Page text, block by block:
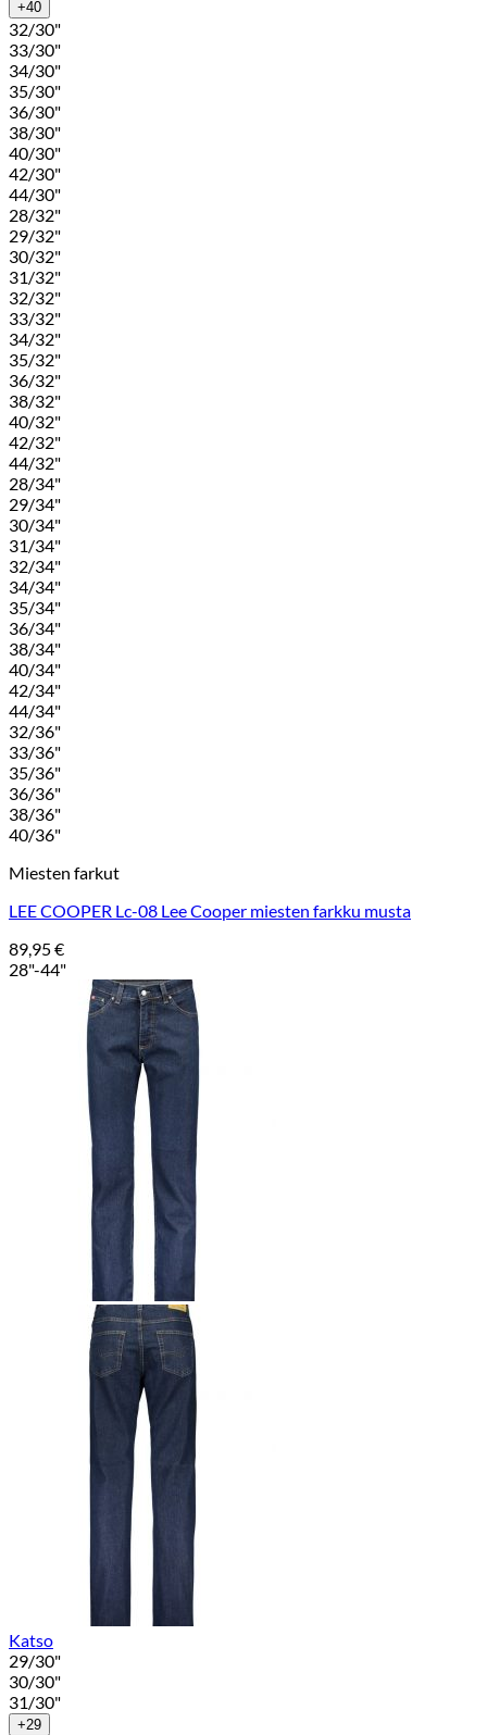
+40
32/30"
33/30"
34/30"
35/30"
36/30"
38/30"
40/30"
42/30"
44/30"
28/32"
29/32"
30/32"
31/32"
32/32"
33/32"
34/32"
35/32"
36/32"
38/32"
40/32"
42/32"
44/32"
28/34"
29/34"
30/34"
31/34"
32/34"
34/34"
35/34"
36/34"
38/34"
40/34"
42/34"
44/34"
32/36"
33/36"
35/36"
36/36"
38/36"
40/36"
Miesten farkut
LEE COOPER Lc-08 Lee Cooper miesten farkku musta
89,95€
28"-44"
Katso
29/30"
30/30"
31/30"
+29